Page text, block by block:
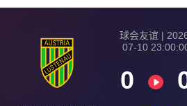
球会友谊 |
07-10
0